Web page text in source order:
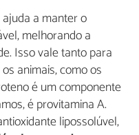
a manter o
melhorando a
Isso vale tanto para
animais, como os
é um componente
é provitamina A.
lipossolúvel,